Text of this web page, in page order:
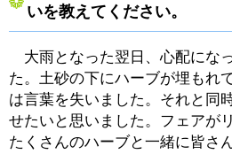
いを教えてください。
大雨となった翌日、心配にな
た。土砂の下にハーブが埋もれ
は言葉を失いました。それと同
せたいと思いました。フェアが
たくさんのハーブと一緒に皆さ